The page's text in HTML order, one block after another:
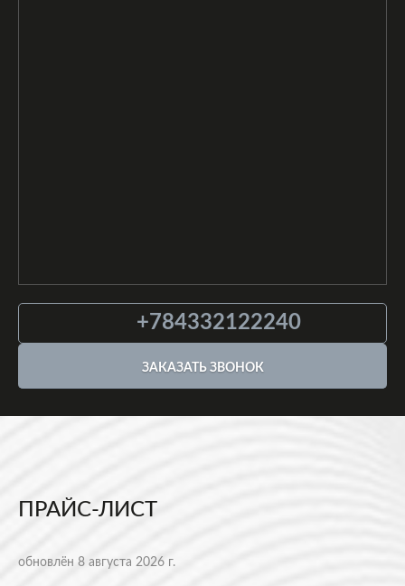
+784332122240
ЗАКАЗАТЬ ЗВОНОК
ПРАЙС-ЛИСТ
обновлён 8 августа 2026 г.